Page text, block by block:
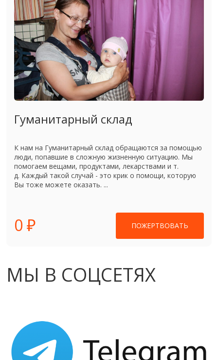
Гуманитарный склад
К нам на Гуманитарный склад обращаются за помощью
люди, попавшие в сложную жизненную ситуацию. Мы
помогаем вещами, продуктами, лекарствами и т.
д. Каждый такой случай - это крик о помощи, которую
Вы тоже можете оказать. ...
0 ₽ ПОЖЕРТВОВАТЬ
МЫ В СОЦСЕТЯХ